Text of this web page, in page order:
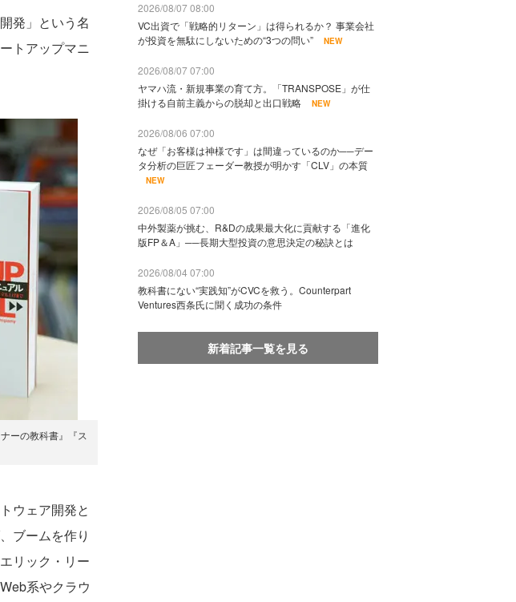
発」という名
トアップマニ
ーの教科書』『ス
ウェア開発と
ブームを作り
リック・リー
系やクラウ
2026/08/07 08:00
VC出資で「戦略的リターン」は得られるか？ 事業会社
が投資を無駄にしないための“3つの問い”
NEW
2026/08/07 07:00
ヤマハ流・新規事業の育て方。「TRANSPOSE」が仕
掛ける自前主義からの脱却と出口戦略
NEW
2026/08/06 07:00
なぜ「お客様は神様です」は間違っているのか──デー
タ分析の巨匠フェーダー教授が明かす「CLV」の本質
NEW
2026/08/05 07:00
中外製薬が挑む、R&Dの成果最大化に貢献する「進化
版FP＆A」──長期大型投資の意思決定の秘訣とは
2026/08/04 07:00
教科書にない“実践知”がCVCを救う。Counterpart
Ventures西条氏に聞く成功の条件
新着記事一覧を見る